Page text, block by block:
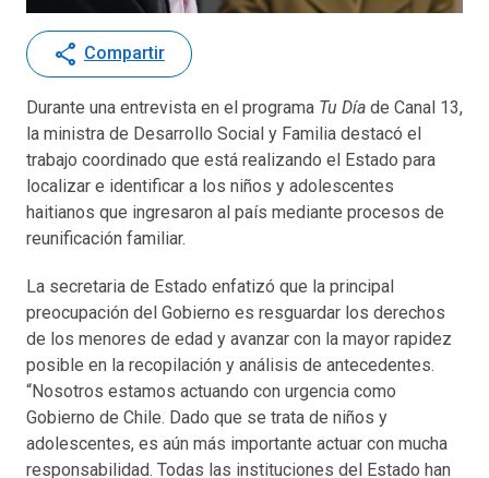
share Compartir
Durante una entrevista en el programa Tu Día de Canal 13,
la ministra de Desarrollo Social y Familia destacó el
trabajo coordinado que está realizando el Estado para
localizar e identificar a los niños y adolescentes
haitianos que ingresaron al país mediante procesos de
reunificación familiar.
La secretaria de Estado enfatizó que la principal
preocupación del Gobierno es resguardar los derechos
de los menores de edad y avanzar con la mayor rapidez
posible en la recopilación y análisis de antecedentes.
“Nosotros estamos actuando con urgencia como
Gobierno de Chile. Dado que se trata de niños y
adolescentes, es aún más importante actuar con mucha
responsabilidad. Todas las instituciones del Estado han